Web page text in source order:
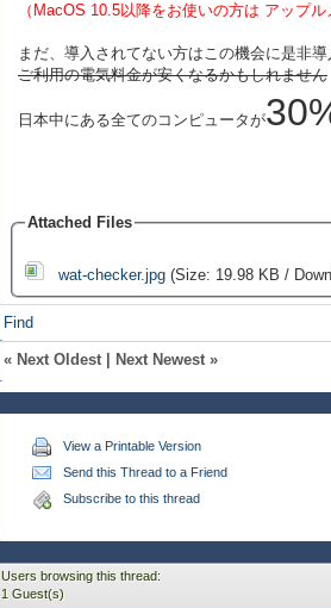
（MacOS 10.5以降をお使いの方は アップ
まだ、導入されてない方はこの機会に是非
ご利用の電気料金が安くなるかもしれません
日本中にある全てのコンピュータが
Attached Files
wat-checker.jpg(Size: 19.98 KB /
Find
« Next Oldest Next Newest »
View a Printable Version
Send this Thread to a Friend
Subscribe to this thread
Users browsing this thread:
1 Guest(s)